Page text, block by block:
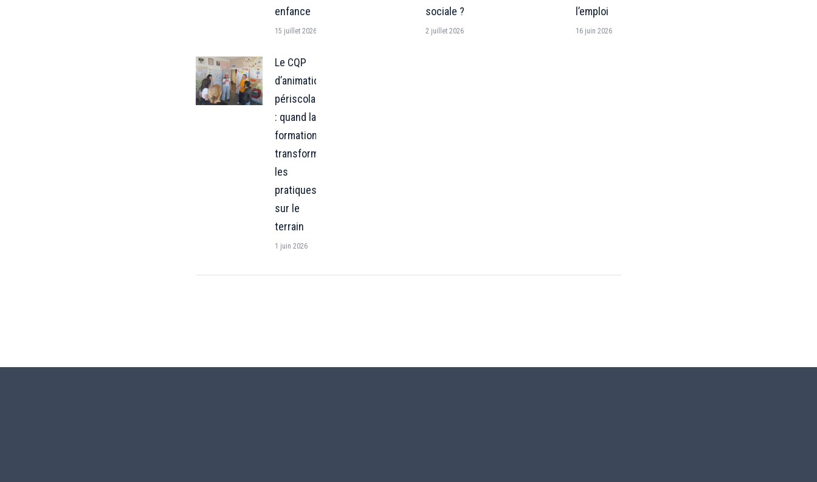
enfance
15 juillet 2026
sociale ?
2 juillet 2026
l’emploi
16 juin 2026
Le CQP
d’animation
périscolaire
: quand la
formation
transforme
les
pratiques
sur le
terrain
1 juin 2026